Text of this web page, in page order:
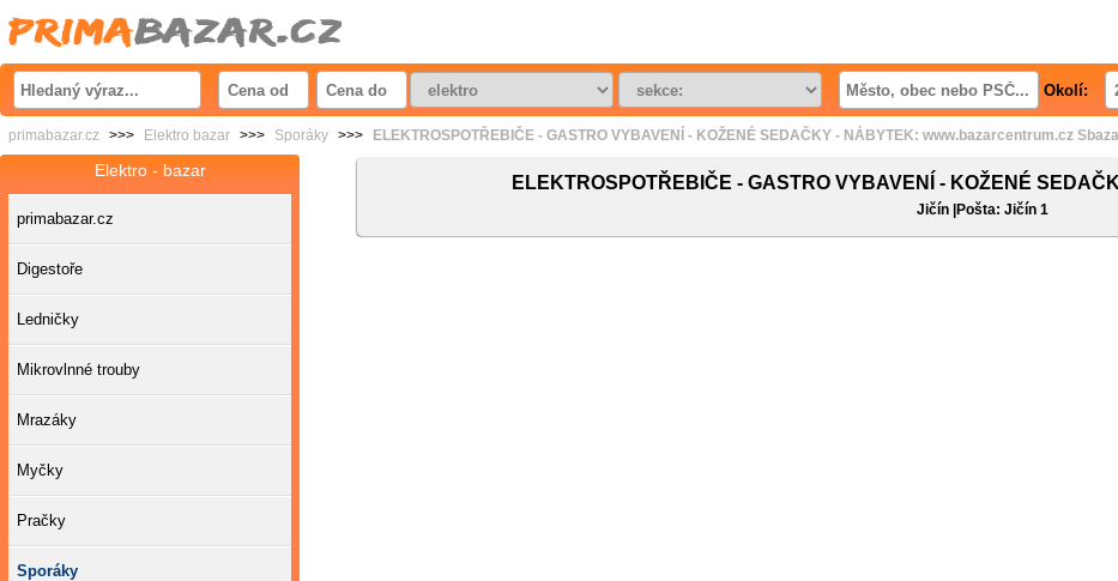
Okolí:
primabazar.cz >>> Elektro bazar >>> Sporáky >>> ELEKTROSPOTŘEBIČE - GASTRO VYBAVENÍ - KOŽENÉ SEDAČKY - NÁBYTEK: www.bazarcentrum.cz
ELEKTROSPOTŘEBIČE - GASTRO VYBAVENÍ - KOŽENÉ
Jičín |Pošta: Jičín 1
Elektro - bazar
primabazar.cz
Digestoře
Ledničky
Mikrovlnné trouby
Mrazáky
Myčky
Pračky
Sporáky